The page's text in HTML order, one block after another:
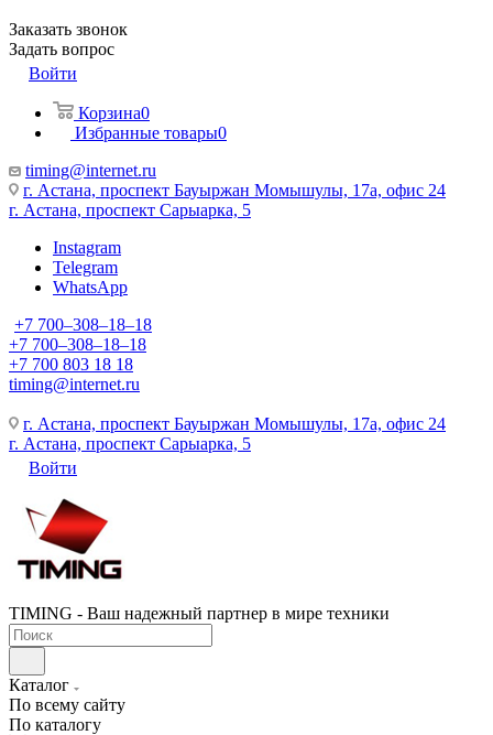
Заказать звонок
Задать вопрос
Войти
Корзина0
Избранные товары0
timing@internet.ru
г. Астана, проспект Бауыржан Момышулы, 17а, офис 24
г. Астана, проспект Сарыарка, 5
Instagram
Telegram
WhatsApp
+7 700‒308‒18‒18
+7 700‒308‒18‒18
+7 700 803 18 18
timing@internet.ru
г. Астана, проспект Бауыржан Момышулы, 17а, офис 24
г. Астана, проспект Сарыарка, 5
Войти
TIMING - Ваш надежный партнер в мире техники
Каталог
По всему сайту
По каталогу